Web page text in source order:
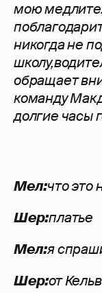
мою
никогда не
обращает
команду
долгие часы
Мел:что это
Шер:платье
Мел:я
Шер:от